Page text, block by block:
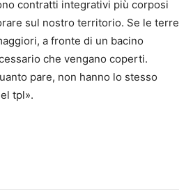
contratti integrativi più corposi
sul nostro territorio. Se le terre
a fronte di un bacino
che vengano coperti.
pare, non hanno lo stesso
tpl».